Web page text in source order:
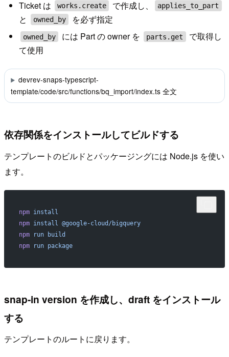
Ticket は
works.create で作成し、 applies_to_part
と owned_by を必ず指定
owned_by には Part の owner を parts.get
で取得し
て使用
devrev-snaps-typescript-
template/code/src/functions/bq_import/index.ts 全文
依存関係をインストールしてビルドする
テンプレートのビルドとパッケージングには Node.js を使い
ます。
npm install
npm install
@google-cloud/bigquery
npm run build
npm run package
snap-in version を作成し、draft をインストール
する
テンプレートのルートに戻ります。